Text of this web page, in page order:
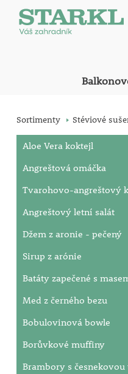
Sortimenty Stéviové
Aloe Vera koktejl
Angreštová omáčka
Tvarohovo-angreštový
Angreštový letní salát
Džem z aronie - pečený
Sirup z arónie
Batáty zapečené s
Med z černého bezu
Bobulovinová bowle
Borůvkové muffiny
Brambory s česnekovou